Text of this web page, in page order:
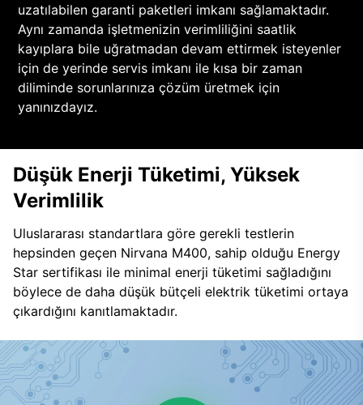
uzatılabilen garanti paketleri imkanı sağlamaktadır.
Aynı zamanda işletmenizin verimliliğini saatlik
kayıplara bile uğratmadan devam ettirmek isteyenler
için de yerinde servis imkanı ile kısa bir zaman
diliminde sorunlarınıza çözüm üretmek için
yanınızdayız.
Düşük Enerji Tüketimi, Yüksek
Verimlilik
Uluslararası standartlara göre gerekli testlerin
hepsinden geçen Nirvana M400, sahip olduğu Energy
Star sertifikası ile minimal enerji tüketimi sağladığını
böylece de daha düşük bütçeli elektrik tüketimi ortaya
çıkardığını kanıtlamaktadır.